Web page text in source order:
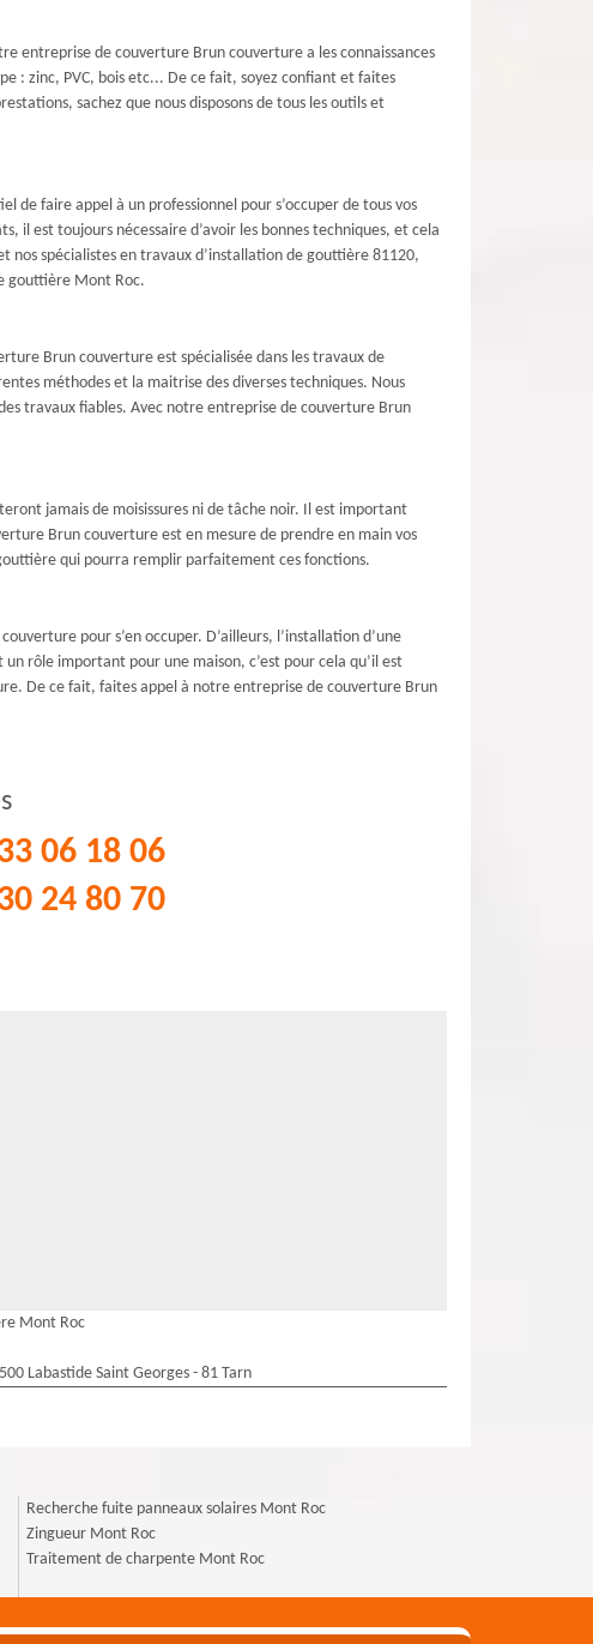
entreprise de couverture Brun couverture a les connaissances
: zinc, PVC, bois etc... De ce fait, soyez confiant et faites
sachez que nous disposons de tous les outils et
de faire appel à un professionnel pour s’occuper de tous vos
il est toujours nécessaire d’avoir les bonnes techniques, et cela
spécialistes en travaux d’installation de gouttière 81120,
gouttière Mont Roc.
Brun couverture est spécialisée dans les travaux de
méthodes et la maitrise des diverses techniques. Nous
travaux fiables. Avec notre entreprise de couverture Brun
jamais de moisissures ni de tâche noir. Il est important
Brun couverture est en mesure de prendre en main vos
qui pourra remplir parfaitement ces fonctions.
pour s’en occuper. D’ailleurs, l’installation d’une
rôle important pour une maison, c’est pour cela qu’il est
De ce fait, faites appel à notre entreprise de couverture Brun
06 18 06
24 80 70
Mont Roc
Labastide Saint Georges - 81 Tarn
Recherche fuite panneaux solaires Mont Roc
Zingueur Mont Roc
Traitement de charpente Mont Roc